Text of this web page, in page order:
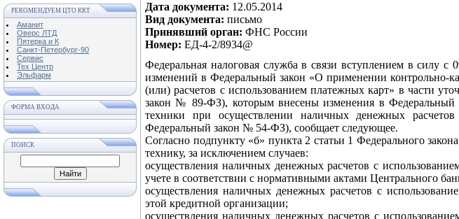
РЕКОМЕНДУЕМ ЦТО ККТ
Аманит
Оверс ЛТД
Пятерка и К
Санкт-Петербург-90
Сервис
Тех Центр
Эльфарм
ФОРМА ВХОДА
ПОИСК
Дата документа: 12.05.2014
Вид документа: письмо
Принявший орган: ФНС России
Номер: ЕД-4-2/8934@
Федеральная налоговая служба в связи вступлением в силу
изменений в Федеральный закон «О применении контрольно-
(или) расчетов с использованием платежных карт» в части
закон № 89-ФЗ), которым внесены изменения в
техники при осуществлении наличных денежных
Федеральный закон № 54-ФЗ), сообщает следующее.
Согласно подпункту «б» пункта 2 статьи 1 Федерального
технику, за исключением случаев:
осуществления наличных денежных расчетов с
учете в соответствии с нормативными актами Центрального
осуществления наличных денежных расчетов с
этой кредитной организации;
осуществления наличных денежных расчетов с